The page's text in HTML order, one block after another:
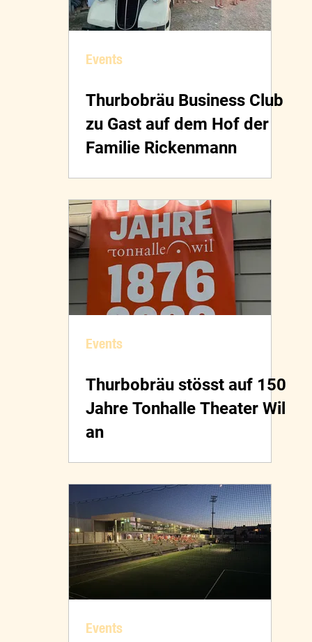
Events
Thurbobräu Business Club
zu Gast auf dem Hof der
Familie Rickenmann
Events
Thurbobräu stösst auf 150
Jahre Tonhalle Theater Wil
an
Events